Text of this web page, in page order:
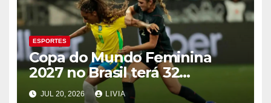
ESPORTES
Copa do Mundo Feminina
2027 no Brasil terá 32
seleções
JUL 20, 2026 LIVIA